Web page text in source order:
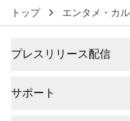
トップ エンタメ・カ
プレスリリース配信
サポート